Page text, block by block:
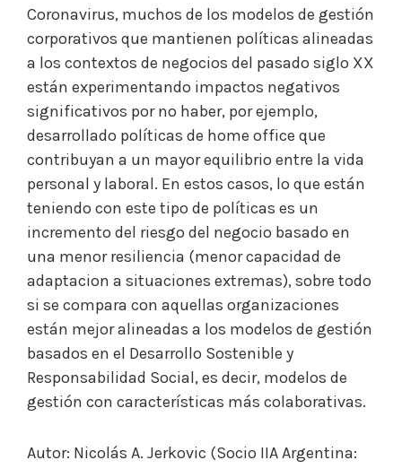
Coronavirus, muchos de los modelos de gestión
corporativos que mantienen políticas alineadas
a los contextos de negocios del pasado siglo XX
están experimentando impactos negativos
significativos por no haber, por ejemplo,
desarrollado políticas de home office que
contribuyan a un mayor equilibrio entre la vida
personal y laboral. En estos casos, lo que están
teniendo con este tipo de políticas es un
incremento del riesgo del negocio basado en
una menor resiliencia (menor capacidad de
adaptacion a situaciones extremas), sobre todo
si se compara con aquellas organizaciones
están mejor alineadas a los modelos de gestión
basados en el Desarrollo Sostenible y
Responsabilidad Social, es decir, modelos de
gestión con características más colaborativas.
Autor: Nicolás A. Jerkovic (Socio IIA Argentina: